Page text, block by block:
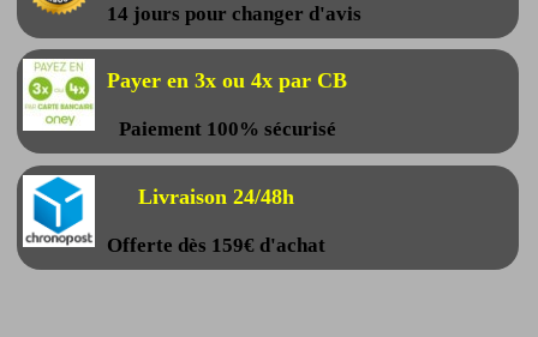
14 jours pour changer d'avis
Payer en 3x ou 4x par CB
Paiement 100% sécurisé
Livraison 24/48h
Offerte dès 159€ d'achat